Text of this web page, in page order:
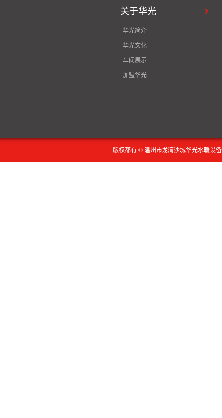
关于华光
华光简介
华光文化
车间展示
加盟华光
版权都有 © 温州市龙湾沙城华光水暖设